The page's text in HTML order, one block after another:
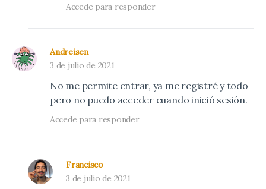
Accede para responder
Andreisen
3 de julio de 2021
No me permite entrar, ya me registré y todo
pero no puedo acceder cuando inició sesión.
Accede para responder
Francisco
3 de julio de 2021